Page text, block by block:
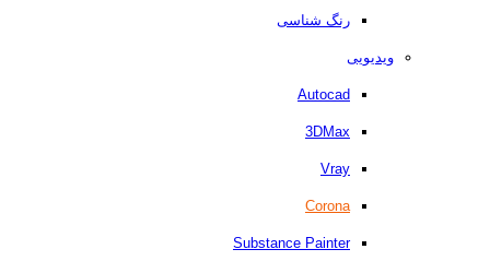
رنگ شناسی
ویدیویی
Autocad
3DMax
Vray
Corona
Substance Painter